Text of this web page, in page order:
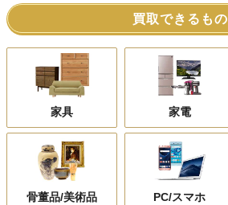
買取できるもの
家具 家電
骨董品/美術品 PC/スマホ